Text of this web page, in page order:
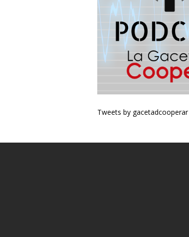
Tweets by gacetadcooperar